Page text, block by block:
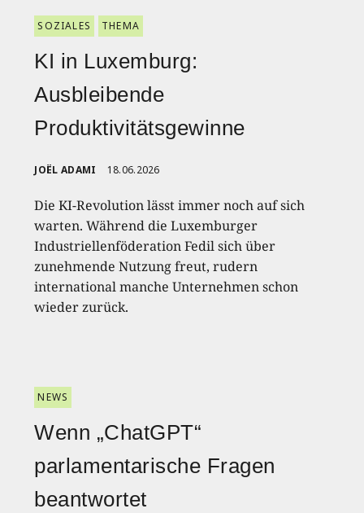
SOZIALES THEMA
KI in Luxemburg:
Ausbleibende
Produktivitätsgewinne
JOËL ADAMI 18.06.2026
Die KI-Revolution lässt immer noch auf sich
warten. Während die Luxemburger
Industriellenföderation Fedil sich über
zunehmende Nutzung freut, rudern
international manche Unternehmen schon
wieder zurück.
NEWS
Wenn „ChatGPT“
parlamentarische Fragen
beantwortet